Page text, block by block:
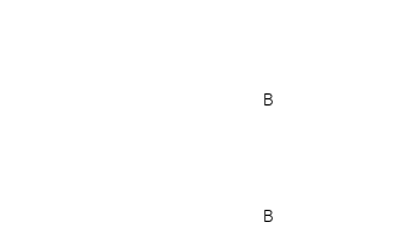
B
B